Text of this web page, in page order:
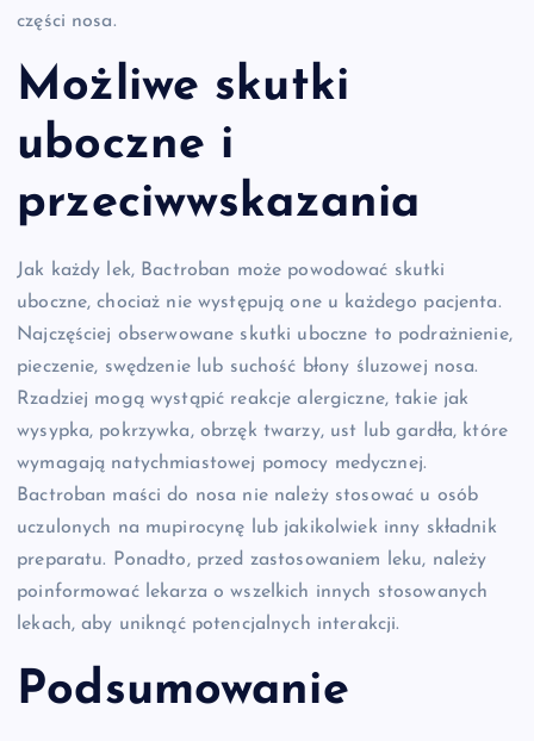
części nosa.
Możliwe skutki
uboczne i
przeciwwskazania
Jak każdy lek, Bactroban może powodować skutki
uboczne, chociaż nie występują one u każdego pacjenta.
Najczęściej obserwowane skutki uboczne to podrażnienie,
pieczenie, swędzenie lub suchość błony śluzowej nosa.
Rzadziej mogą wystąpić reakcje alergiczne, takie jak
wysypka, pokrzywka, obrzęk twarzy, ust lub gardła, które
wymagają natychmiastowej pomocy medycznej.
Bactroban maści do nosa nie należy stosować u osób
uczulonych na mupirocynę lub jakikolwiek inny składnik
preparatu. Ponadto, przed zastosowaniem leku, należy
poinformować lekarza o wszelkich innych stosowanych
lekach, aby uniknąć potencjalnych interakcji.
Podsumowanie